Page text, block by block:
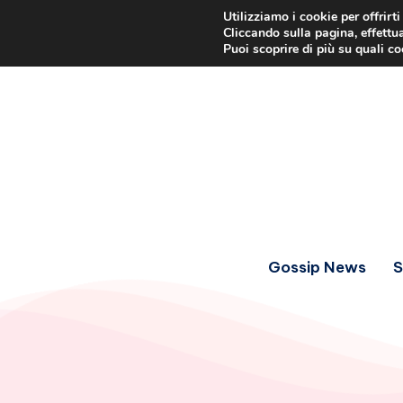
Gossip News
Utilizziamo i cookie per
Cliccando sulla pagina,
Puoi scoprire di più su quali